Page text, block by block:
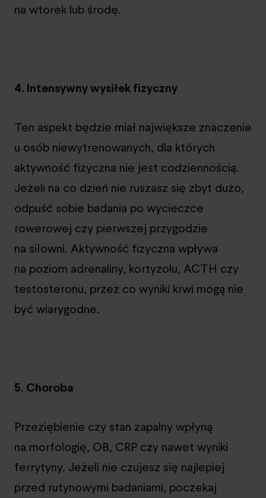
na wtorek lub środę.
4. Intensywny wysiłek fizyczny
Ten aspekt będzie miał największe znaczenie
u osób niewytrenowanych, dla których
aktywność fizyczna nie jest codziennością.
Jeżeli na co dzień nie ruszasz się zbyt dużo,
odpuść sobie badania po wycieczce
rowerowej czy pierwszej przygodzie
na siłowni. Aktywność fizyczna wpływa
na poziom adrenaliny, kortyzolu, ACTH czy
testosteronu, przez co wyniki krwi mogą nie
być wiarygodne.
5. Choroba
Przeziębienie czy stan zapalny wpłyną
na morfologię, OB, CRP czy nawet wyniki
ferrytyny. Jeżeli nie czujesz się najlepiej
przed rutynowymi badaniami, poczekaj